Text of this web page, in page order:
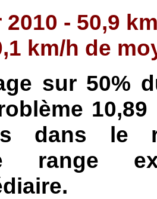
2010 - 50,9
km/h de
sur 50%
dans le
range